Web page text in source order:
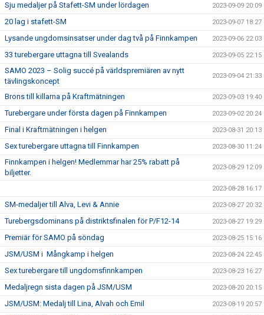
Sju medaljer på Stafett-SM under lördagen 2023-09-09 20:09
20 lag i stafett-SM 2023-09-07 18:27
Lysande ungdomsinsatser under dag två på Finnkampen 2023-09-06 22:03
33 turebergare uttagna till Svealands 2023-09-05 22:15
SAMO 2023 – Solig succé på världspremiären av nytt
tävlingskoncept
2023-09-04 21:33
Brons till killarna på Kraftmätningen 2023-09-03 19:40
Turebergare under första dagen på Finnkampen 2023-09-02 20:24
Final i Kraftmätningen i helgen 2023-08-31 20:13
Sex turebergare uttagna till Finnkampen 2023-08-30 11:24
Finnkampen i helgen! Medlemmar har 25% rabatt på
biljetter.
2023-08-29 12:09
2023-08-28 16:17
SM-medaljer till Alva, Levi & Annie 2023-08-27 20:32
Turebergsdominans på distriktsfinalen för P/F12-14 2023-08-27 19:29
Premiär för SAMO på söndag 2023-08-25 15:16
JSM/USM i Mångkamp i helgen 2023-08-24 22:45
Sex turebergare till ungdomsfinnkampen 2023-08-23 16:27
Medaljregn sista dagen på JSM/USM 2023-08-20 20:15
JSM/USM: Medalj till Lina, Alvah och Emil 2023-08-19 20:57